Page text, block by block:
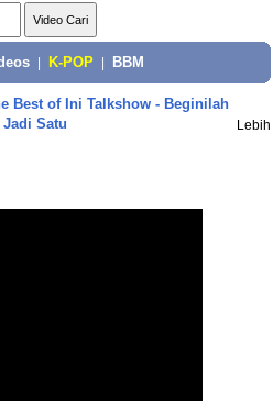
K-POP BBM
Best of Ini Talkshow - Beginilah
Satu
Lebih